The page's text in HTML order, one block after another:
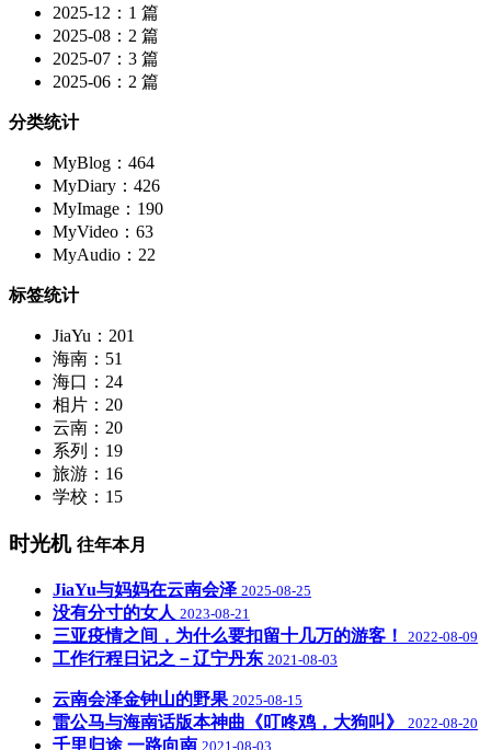
2025-12：1 篇
2025-08：2 篇
2025-07：3 篇
2025-06：2 篇
分类统计
MyBlog：464
MyDiary：426
MyImage：190
MyVideo：63
MyAudio：22
标签统计
JiaYu：201
海南：51
海口：24
相片：20
云南：20
系列：19
旅游：16
学校：15
时光机 往年本月
JiaYu与妈妈在云南会泽 2025-08-25
没有分寸的女人 2023-08-21
三亚疫情之间，为什么要扣留十几万的游客！ 2022-08-09
工作行程日记之－辽宁丹东 2021-08-03
云南会泽金钟山的野果 2025-08-15
雷公马与海南话版本神曲《叮咚鸡，大狗叫》 2022-08-20
千里归途 一路向南 2021-08-03